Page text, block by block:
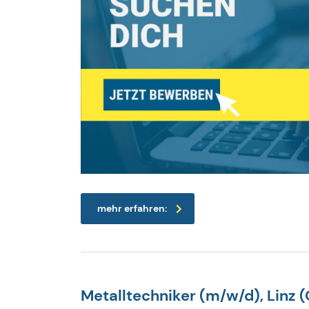
mehr erfahren:
Metalltechniker (m/w/d), Linz